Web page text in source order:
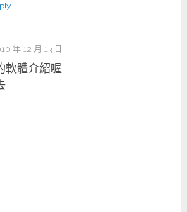
年 12 月 13 日
軟體介紹喔